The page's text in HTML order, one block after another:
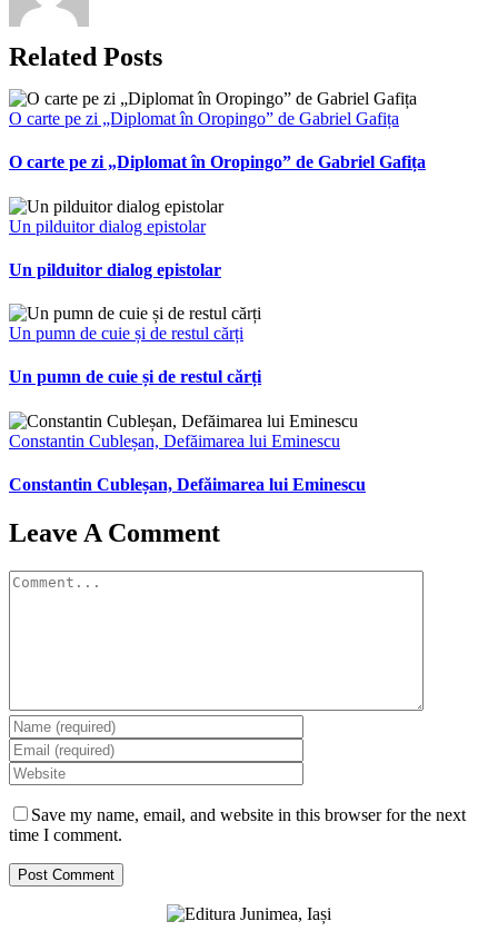
Related Posts
O carte pe zi „Diplomat în Oropingo” de Gabriel Gafița
O carte pe zi „Diplomat în Oropingo” de Gabriel Gafița
Un pilduitor dialog epistolar
Un pilduitor dialog epistolar
Un pumn de cuie și de restul cărți
Un pumn de cuie și de restul cărți
Constantin Cubleșan, Defăimarea lui Eminescu
Constantin Cubleșan, Defăimarea lui Eminescu
Leave A Comment
Comment
Save my name, email, and website in this browser for the next
time I comment.